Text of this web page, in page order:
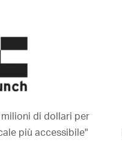
di dollari per
più accessibile"